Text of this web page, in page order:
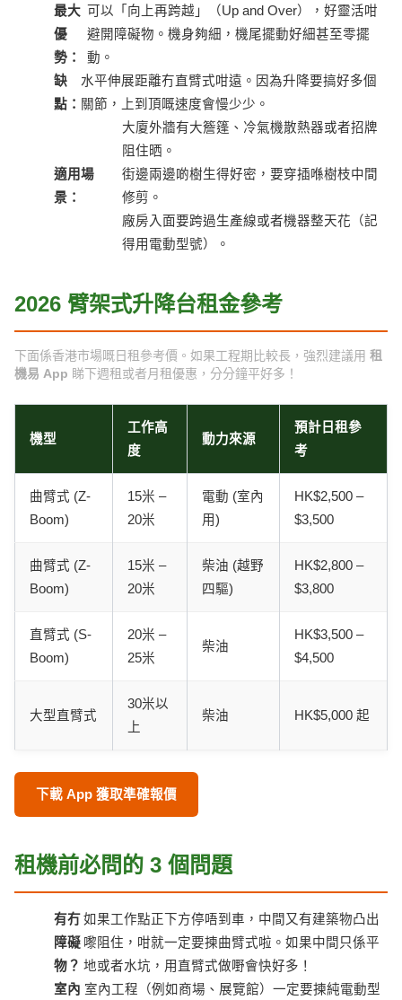
最大
優
勢：
可以「向上再跨越」（Up and Over），好靈活咁
避開障礙物。機身夠細，機尾擺動好細甚至零擺
動。
缺
點：
水平伸展距離冇直臂式咁遠。因為升降要搞好多個
關節，上到頂嘅速度會慢少少。
適用場
景：
大廈外牆有大簷篷、冷氣機散熱器或者招牌
阻住晒。
街邊兩邊啲樹生得好密，要穿插喺樹枝中間
修剪。
廠房入面要跨過生產線或者機器整天花（記
得用電動型號）。
2026 臂架式升降台租金參考
下面係香港市場嘅日租參考價。如果工程期比較長，強烈建議用 租
機易 App 睇下週租或者月租優惠，分分鐘平好多！
機型
工作高
度
動力來源
預計日租參
考
曲臂式 (Z-
Boom)
15米 –
20米
電動 (室內
用)
HK$2,500 –
$3,500
曲臂式 (Z-
Boom)
15米 –
20米
柴油 (越野
四驅)
HK$2,800 –
$3,800
直臂式 (S-
Boom)
20米 –
25米
柴油
HK$3,500 –
$4,500
大型直臂式
30米以
上
柴油 HK$5,000 起
下載 App 獲取準確報價
租機前必問的 3 個問題
有冇
障礙
物？
如果工作點正下方停唔到車，中間又有建築物凸出
嚟阻住，咁就一定要揀曲臂式啦。如果中間只係平
地或者水坑，用直臂式做嘢會快好多！
室內 室內工程（例如商場、展覽館）一定要揀純電動型